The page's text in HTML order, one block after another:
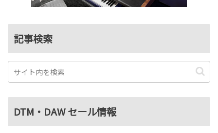
記事検索
DTM・DAW セール情報